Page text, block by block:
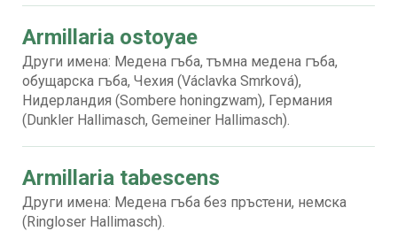
Armillaria ostoyae
Други имена: Медена гъба, тъмна медена гъба,
обущарска гъба, Чехия (Václavka Smrková),
Нидерландия (Sombere honingzwam), Германия
(Dunkler Hallimasch, Gemeiner Hallimasch).
Armillaria tabescens
Други имена: Медена гъба без пръстени, немска
(Ringloser Hallimasch).